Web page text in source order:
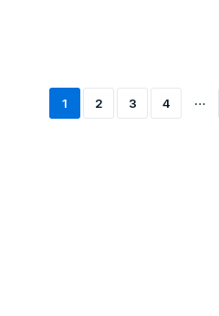
1 2 3 4 …